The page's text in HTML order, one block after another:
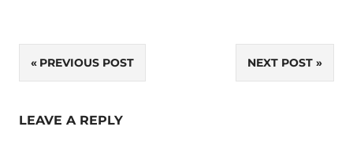
Navigazione
PREVIOUS POST NEXT POST
LEAVE A REPLY